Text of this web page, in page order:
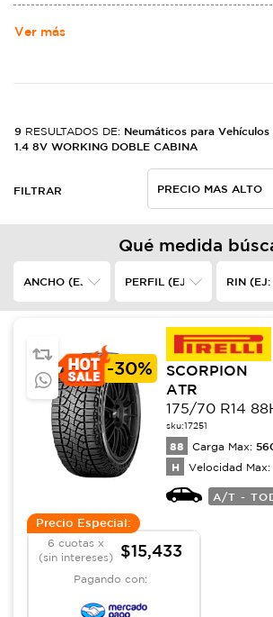
Ver más
9 RESULTADOS DE: Neumáticos para Vehículos
1.4 8V WORKING DOBLE CABINA
FILTRAR
Qué medida
-30%
SCORPION
ATR
175/70 R14
sku:17251
88 Carga Max:
H Velocidad Max:
A/T -
Precio Especial:
6 cuotas x
(sin intereses)
$15,433
Pagando con: